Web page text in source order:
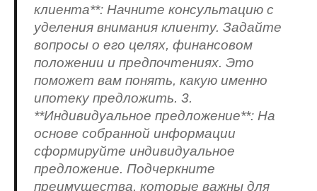
клиента**: Начните консультацию с
уделения внимания клиенту. Задайте
вопросы о его целях, финансовом
положении и предпочтениях. Это
поможет вам понять, какую именно
ипотеку предложить. 3.
**Индивидуальное предложение**: На
основе собранной информации
сформируйте индивидуальное
предложение. Подчеркните
преимущества, которые важны для